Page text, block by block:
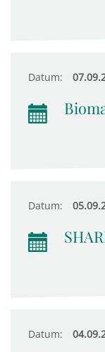
Datum:
Datum:
Datum: